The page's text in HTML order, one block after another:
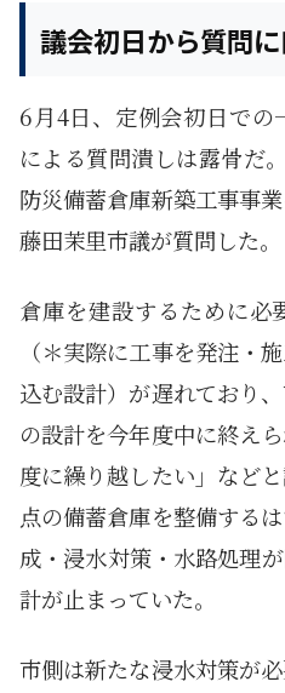
議会初日から質問
6月4日、定例会初日での
による質問潰しは露骨だ
防災備蓄倉庫新築工事事
藤田茉里市議が質問した。
倉庫を建設するために必
（＊実際に工事を発注・
込む設計）が遅れており
の設計を今年度中に終え
度に繰り越したい」など
点の備蓄倉庫を整備する
成・浸水対策・水路処理
計が止まっていた。
市側は新たな浸水対策が